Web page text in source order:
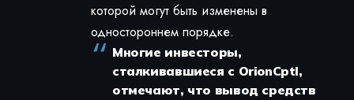
которой могут быть изменены в
одностороннем порядке.
Многие инвесторы,
сталкивавшиеся с OrionCptl,
отмечают, что вывод средств